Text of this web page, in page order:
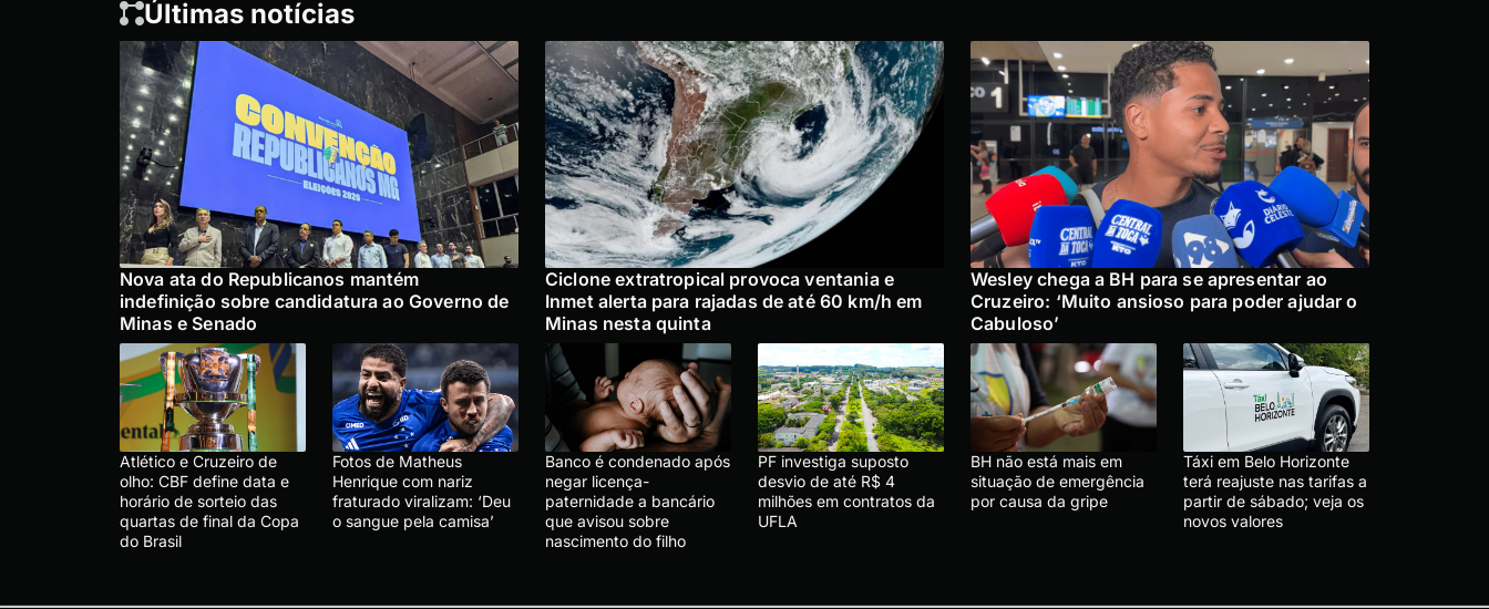
Últimas notícias
Nova ata do Republicanos mantém
indefinição sobre candidatura ao Governo de
Minas e Senado
Ciclone extratropical provoca ventania e
Inmet alerta para rajadas de até 60 km/h em
Minas nesta quinta
Wesley chega a BH para se apresentar ao
Cruzeiro: ‘Muito ansioso para poder ajudar o
Cabuloso’
Atlético e Cruzeiro de
olho: CBF define data e
horário de sorteio das
quartas de final da Copa
do Brasil
Fotos de Matheus
Henrique com nariz
fraturado viralizam: ‘Deu
o sangue pela camisa’
Banco é condenado após
negar licença-
paternidade a bancário
que avisou sobre
nascimento do filho
PF investiga suposto
desvio de até R$ 4
milhões em contratos da
UFLA
BH não está mais em
situação de emergência
por causa da gripe
Táxi em Belo Horizonte
terá reajuste nas tarifas a
partir de sábado; veja os
novos valores